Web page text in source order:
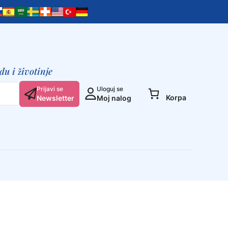
i životinje
Prijavi se
Newsletter
Uloguj se
Moj nalog Korpa